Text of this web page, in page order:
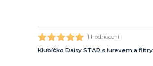
1 hodnocení
Klubíčko Daisy STAR s lurexem a flitry